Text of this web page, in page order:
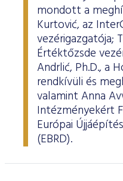
mondott a
Kurtović, az
vezérigazgatója;
Értéktőzsde
Andrlić, Ph.D., a
rendkívüli és
valamint Anna
Intézményekért
Európai
(EBRD).